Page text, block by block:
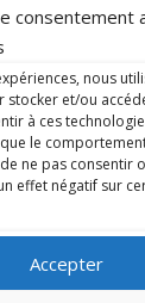
consentement
nous
stocker et/ou
à ces
le
ne pas consentir
effet négatif sur
Accepter